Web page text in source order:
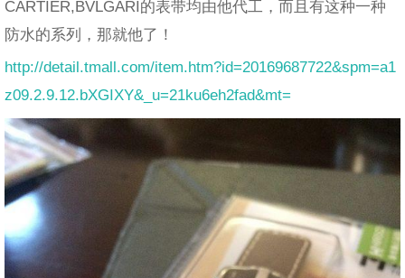
CARTIER,BVLGARI的表带均由他代工，而且有这种一种
防水的系列，那就他了！
http://detail.tmall.com/item.htm?id=20169687722&spm=a1
z09.2.9.12.bXGIXY&_u=21ku6eh2fad&mt=